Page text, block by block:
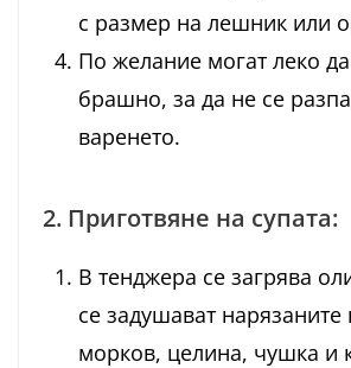
с размер на лешник или
По желание могат леко
брашно, за да не се
варенето.
2. Приготвяне на супата:
В тенджера се загрява
се задушават
морков, целина, чушка и